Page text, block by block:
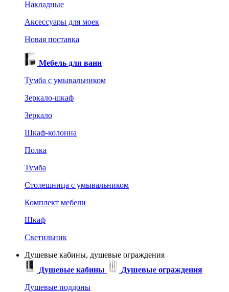
Накладные
Аксессуары для моек
Новая поставка
Мебель для ванн
Тумба с умывальником
Зеркало-шкаф
Зеркало
Шкаф-колонна
Полка
Тумба
Столешница с умывальником
Комплект мебели
Шкаф
Светильник
Душевые кабины, душевые ограждения
Душевые кабины
Душевые ограждения
Душевые поддоны